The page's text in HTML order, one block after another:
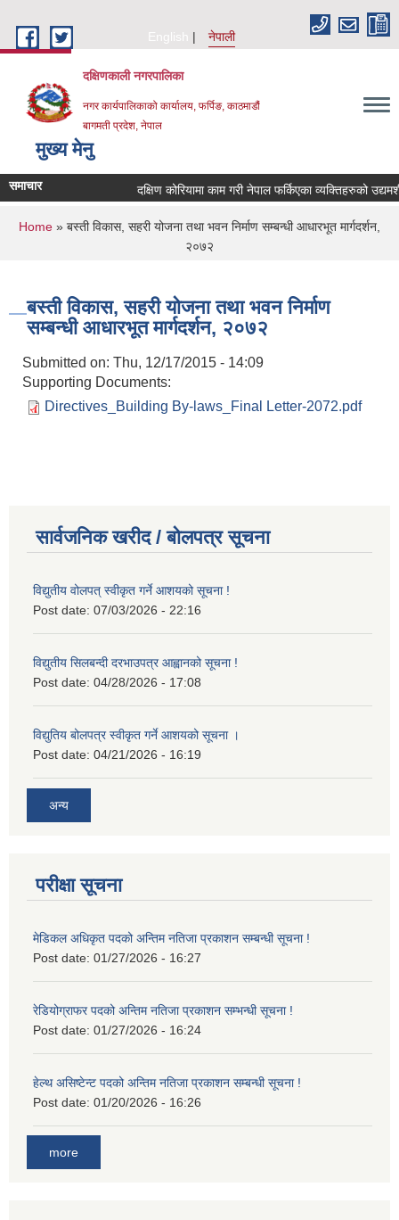
English
नेपाली
दक्षिणकाली नगरपालिका
नगर कार्यपालिकाको कार्यालय, फर्पिङ, काठमाडौं
बागमती प्रदेश, नेपाल
मुख्य मेनु
समाचार दक्षिण कोरियामा काम गरी नेपाल फर्किएका व्यक्तिहरुको
You are here
Home » बस्ती विकास, सहरी योजना तथा भवन निर्माण सम्बन्धी आधारभूत मार्गदर्शन,
२०७२
बस्ती विकास, सहरी योजना तथा भवन निर्माण
सम्बन्धी आधारभूत मार्गदर्शन, २०७२
Submitted on: Thu, 12/17/2015 - 14:09
Supporting Documents:
Directives_Building By-laws_Final Letter-2072.pdf
सार्वजनिक खरीद / बोलपत्र सूचना
विद्युतीय वोलपत् स्वीकृत गर्ने आशयको सूचना !
Post date: 07/03/2026 - 22:16
विद्युतीय सिलबन्दी दरभाउपत्र आह्वानको सूचना !
Post date: 04/28/2026 - 17:08
विद्युतिय बोलपत्र स्वीकृत गर्ने आशयको सूचना ।
Post date: 04/21/2026 - 16:19
अन्य
परीक्षा सूचना
मेडिकल अधिकृत पदको अन्तिम नतिजा प्रकाशन सम्बन्धी सूचना !
Post date: 01/27/2026 - 16:27
रेडियोग्राफर पदको अन्तिम नतिजा प्रकाशन सम्भन्धी सूचना !
Post date: 01/27/2026 - 16:24
हेल्थ असिष्टेन्ट पदको अन्तिम नतिजा प्रकाशन सम्बन्धी सूचना !
Post date: 01/20/2026 - 16:26
more